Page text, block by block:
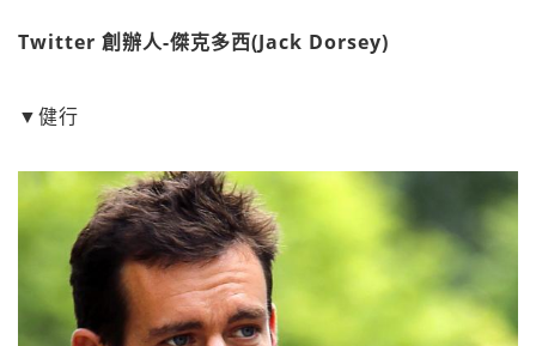
Twitter 創辦人-傑克多西(Jack Dorsey)
▼健行